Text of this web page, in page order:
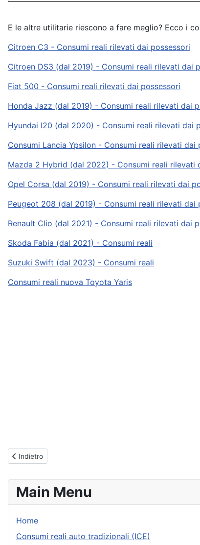
Main Menu
Home
Consumi reali auto tradizionali (ICE)
E le altre utilitarie riescono a fare meglio? Ecco i
Citroen C3 - Consumi reali rilevati dai possessori
Citroen DS3 (dal 2019) - Consumi reali rilevati dai
Fiat 500 - Consumi reali rilevati dai possessori
Honda Jazz (dal 2019) - Consumi reali rilevati dai
Hyundai I20 (dal 2020) - Consumi reali rilevati dai
Consumi Lancia Ypsilon - Consumi reali rilevati dai
Mazda 2 Hybrid (dal 2022) - Consumi reali rilevati
Opel Corsa (dal 2019) - Consumi reali rilevati dai
Peugeot 208 (dal 2019) - Consumi reali rilevati dai
Renault Clio (dal 2021) - Consumi reali rilevati dai
Skoda Fabia (dal 2021) - Consumi reali
Suzuki Swift (dal 2023) - Consumi reali
Consumi reali nuova Toyota Yaris
Articolo precedente: Consumi reali Volkswagen T-Cross
Indietro